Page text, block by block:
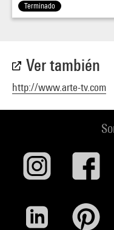
Terminado
Ver también
http://www.arte-tv.com